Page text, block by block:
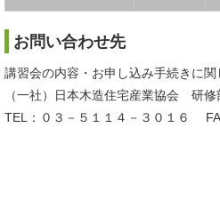
お問い合わせ先
講習会の内容・お申し込み手続きに
（一社）日本木造住宅産業協会 研
TEL：０３－５１１４－３０１６